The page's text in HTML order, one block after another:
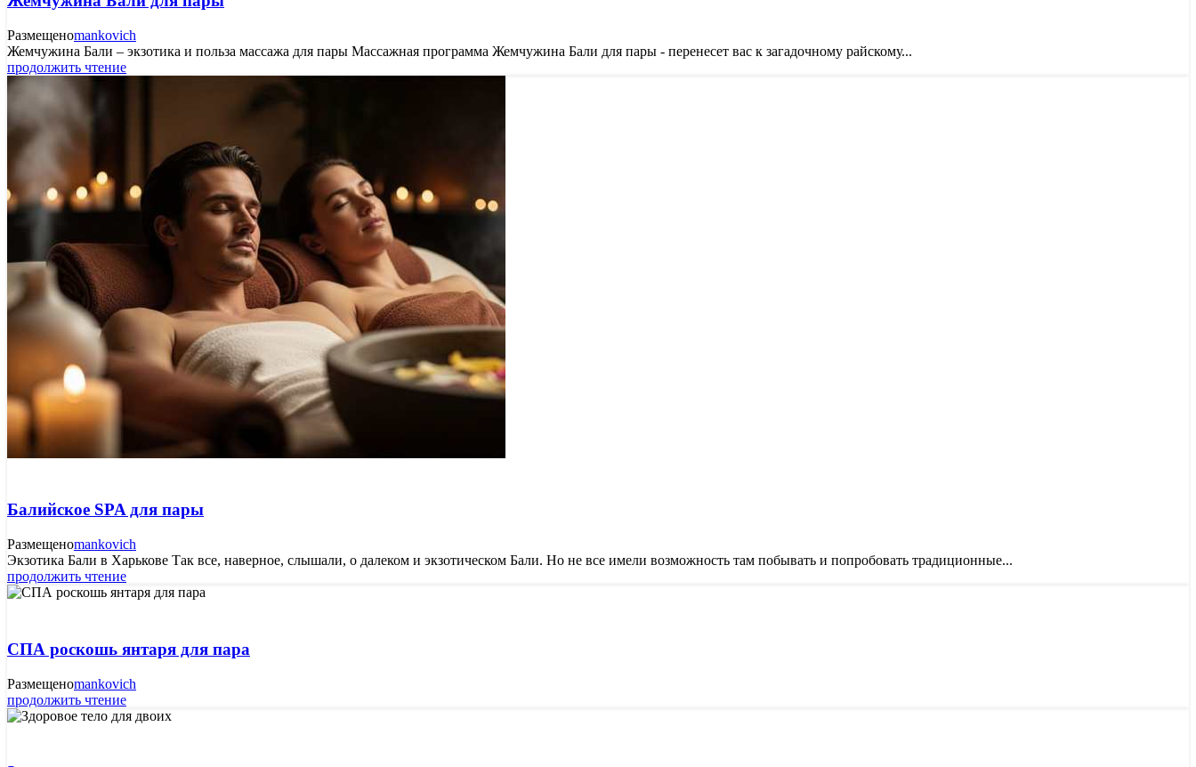
Размещеноmankovich
Жемчужина Бали – экзотика и польза массажа для пары Массажная программа Жемчужина Бали для пары - перенесет вас к загадочному райскому...
продолжить чтение
Балийское SPA для пары
Размещеноmankovich
Экзотика Бали в Харькове Так все, наверное, слышали, о далеком и экзотическом Бали. Но не все имели возможность там побывать и попробовать традиционные...
продолжить чтение
СПА роскошь янтаря для пара
Размещеноmankovich
продолжить чтение